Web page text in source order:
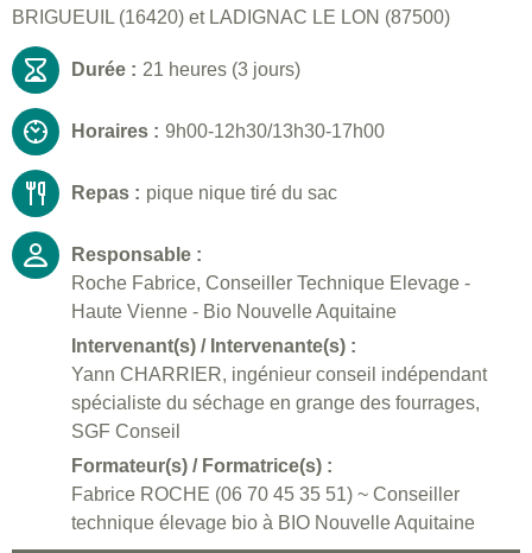
BRIGUEUIL (16420) et LADIGNAC LE LON (87500)
Durée : 21 heures (3 jours)
Horaires : 9h00-12h30/13h30-17h00
Repas : pique nique tiré du sac
Responsable :
Roche Fabrice, Conseiller Technique Elevage -
Haute Vienne - Bio Nouvelle Aquitaine
Intervenant(s) / Intervenante(s) :
Yann CHARRIER, ingénieur conseil indépendant
spécialiste du séchage en grange des fourrages,
SGF Conseil
Formateur(s) / Formatrice(s) :
Fabrice ROCHE (06 70 45 35 51) ~ Conseiller
technique élevage bio à BIO Nouvelle Aquitaine